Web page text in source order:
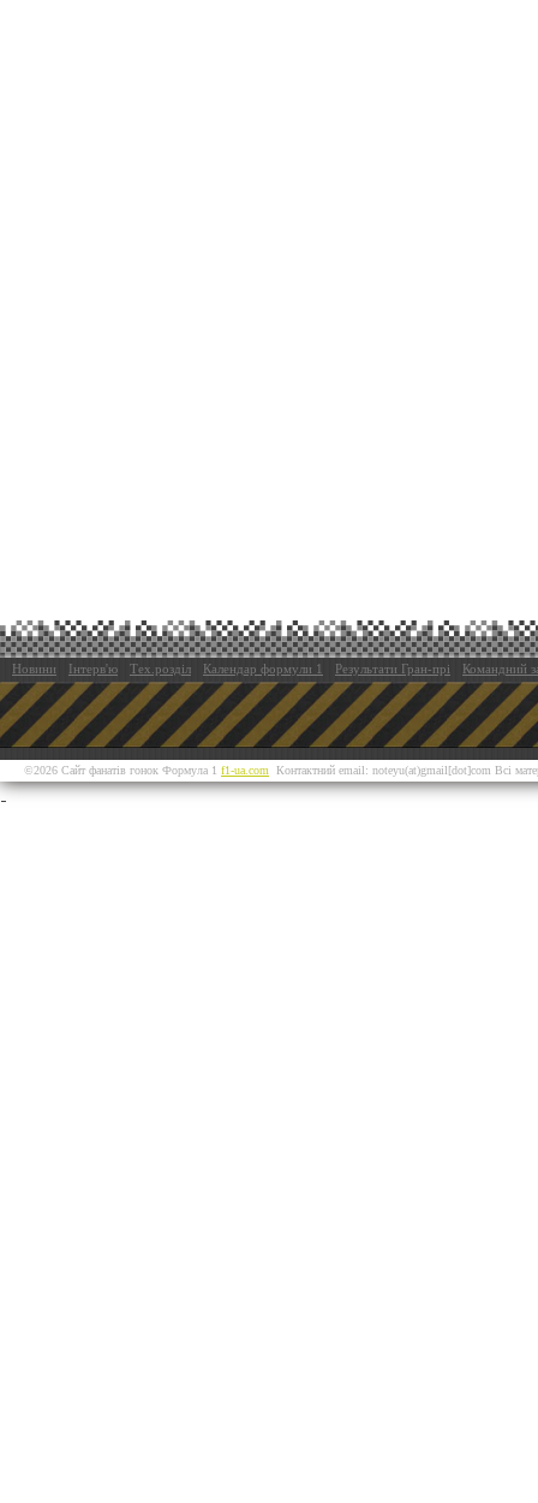
Новини Інтерв'ю Тех.розділ Календар формули 1 Результати Гран-прі Командний
©2026 Сайт фанатів гонок Формула 1 f1-ua.com Контактний email: noteyu(at)gmail[dot]com Всі